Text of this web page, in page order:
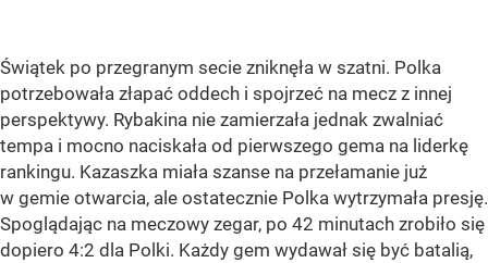
Świątek po przegranym secie zniknęła w szatni. Polka
potrzebowała złapać oddech i spojrzeć na mecz z innej
perspektywy. Rybakina nie zamierzała jednak zwalniać
tempa i mocno naciskała od pierwszego gema na liderkę
rankingu. Kazaszka miała szanse na przełamanie już
w gemie otwarcia, ale ostatecznie Polka wytrzymała presję.
Spoglądając na meczowy zegar, po 42 minutach zrobiło się
dopiero 4:2 dla Polki. Każdy gem wydawał się być batalią,